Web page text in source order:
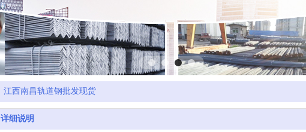
江西南昌轨道钢批发现货
详细说明